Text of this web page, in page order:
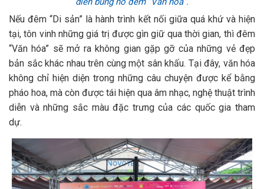
Nếu đêm “Di sản” là hành trình kết nối giữa quá khứ và hiện
tại, tôn vinh những giá trị được gìn giữ qua thời gian, thì đêm
“Văn hóa” sẽ mở ra không gian gặp gỡ của những vẻ đẹp
bản sắc khác nhau trên cùng một sân khấu. Tại đây, văn hóa
không chỉ hiện diện trong những câu chuyện được kể bằng
pháo hoa, mà còn được tái hiện qua âm nhạc, nghệ thuật trình
diễn và những sắc màu đặc trưng của các quốc gia tham
dự.